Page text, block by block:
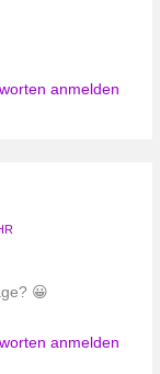
anmelden
😀
anmelden